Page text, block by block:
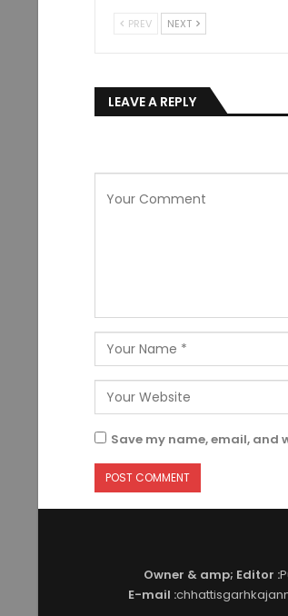
PREV NEXT
LEAVE A REPLY
Save my name, email, and
Owner & amp; Editor :
E-mail :